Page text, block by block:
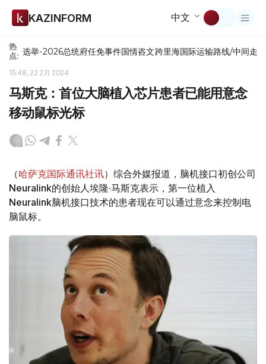
KAZINFORM 中文
热
点: 选举-2026总统府任免事件国情咨文跨里海国际运输路线/中间走廊
15:48, 22 2月 2024
马斯克：首位大脑植入芯片患者已能用意念
移动鼠标光标
（哈萨克国际通讯社讯）综合外媒报道，脑机接口初创公司
Neuralink的创始人埃隆·马斯克表示，第一位植入
Neuralink脑机接口技术的患者现在可以通过意念来控制电
脑鼠标。